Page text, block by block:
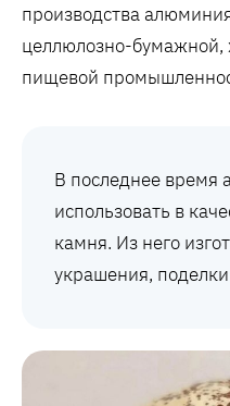
производства
целлюлозно-бумажной,
пищевой
В последнее время
использовать в
камня. Из него
украшения,